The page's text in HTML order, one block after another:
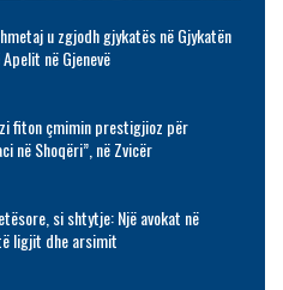
u zgjodh gjykatës në Gjykatën
në Gjenevë
fiton çmimin prestigjioz për
në Shoqëri”, në Zvicër
si shtytje: Një avokat në
ligjit dhe arsimit